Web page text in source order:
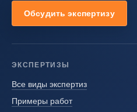
Обсудить экспертизу
ЭКСПЕРТИЗЫ
Все виды экспертиз
Примеры работ